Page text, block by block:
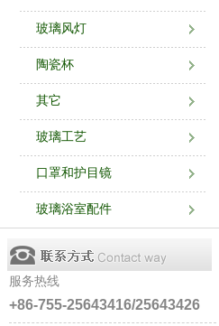
玻璃风灯
陶瓷杯
其它
玻璃工艺
口罩和护目镜
玻璃浴室配件
服务热线
+86-755-25643416/25643426